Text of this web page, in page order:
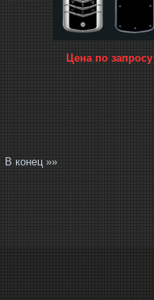
Цена по запросу
В конец »»